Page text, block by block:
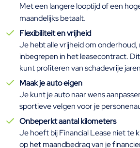
Met een langere looptijd of een
maandelijks betaalt.
Flexibiliteit en vrijheid
Je hebt alle vrijheid om
inbegrepen in het leasecontract.
kunt profiteren van schadevrije
Maak je auto eigen
Je kunt je auto naar wens
sportieve velgen voor je
Onbeperkt aantal kilometers
Je hoeft bij Financial Lease niet te
op het maandbedrag van je